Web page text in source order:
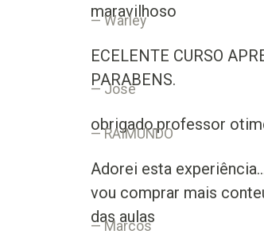
maravilhoso
Warley
ECELENTE CURSO
PARABENS.
José
obrigado.professor
RAIMUNDO
Adorei esta
vou comprar mais
das aulas
Marcos